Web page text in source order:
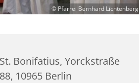
© Pfarrei Bernhard Lichtenberg
St. Bonifatius, Yorckstraße
88, 10965 Berlin